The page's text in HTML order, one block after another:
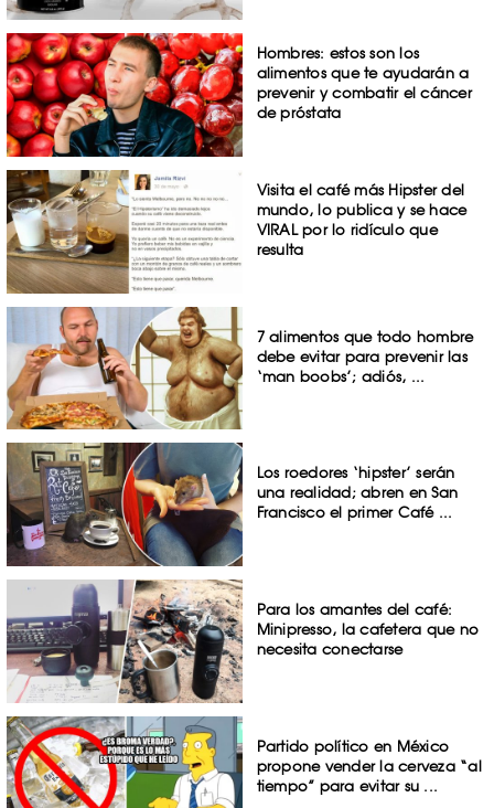
Hombres: estos son los
alimentos que te ayudarán a
prevenir y combatir el cáncer
de próstata
Visita el café más Hipster del
mundo, lo publica y se hace
VIRAL por lo ridículo que
resulta
7 alimentos que todo hombre
debe evitar para prevenir las
‘man boobs’; adiós, ...
Los roedores ‘hipster’ serán
una realidad; abren en San
Francisco el primer Café ...
Para los amantes del café:
Minipresso, la cafetera que no
necesita conectarse
Partido político en México
propone vender la cerveza “al
tiempo” para evitar su ...